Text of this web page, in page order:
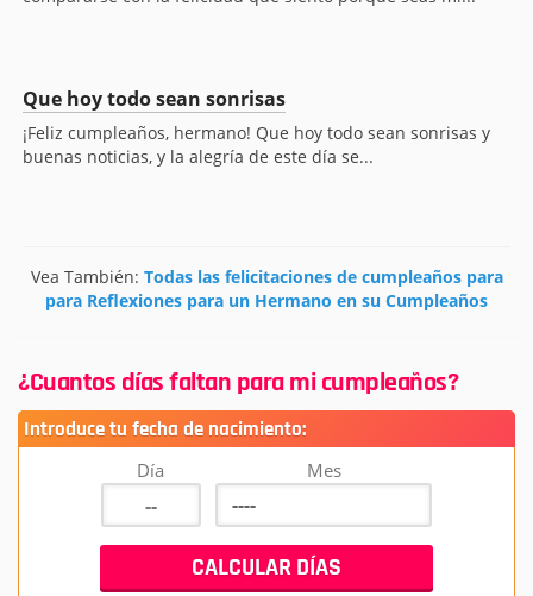
Que hoy todo sean sonrisas
¡Feliz cumpleaños, hermano! Que hoy todo sean sonrisas y
buenas noticias, y la alegría de este día se...
Vea También: Todas las felicitaciones de cumpleaños para
para Reflexiones para un Hermano en su Cumpleaños
¿Cuantos días faltan para mi cumpleaños?
Introduce tu fecha de nacimiento:
Día Mes